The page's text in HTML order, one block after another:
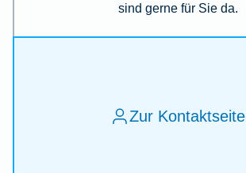
sind gerne für Sie da.
Zur Kontaktseite